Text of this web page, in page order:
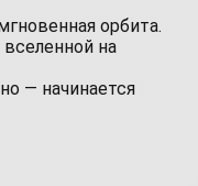
орбита.
на
— начинается